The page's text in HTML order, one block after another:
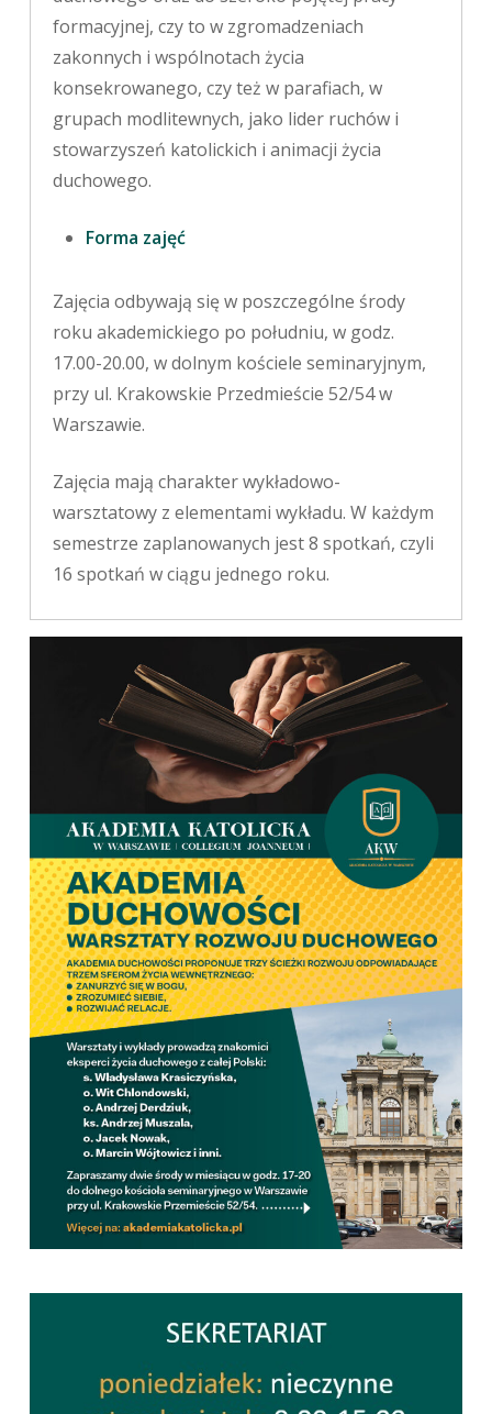
formacyjnej, czy to w zgromadzeniach
zakonnych i wspólnotach życia
konsekrowanego, czy też w parafiach, w
grupach modlitewnych, jako lider ruchów i
stowarzyszeń katolickich i animacji życia
duchowego.
Forma zajęć
Zajęcia odbywają się w poszczególne środy
roku akademickiego po południu, w godz.
17.00-20.00, w dolnym kościele seminaryjnym,
przy ul. Krakowskie Przedmieście 52/54 w
Warszawie.
Zajęcia mają charakter wykładowo-
warsztatowy z elementami wykładu. W każdym
semestrze zaplanowanych jest 8 spotkań, czyli
16 spotkań w ciągu jednego roku.